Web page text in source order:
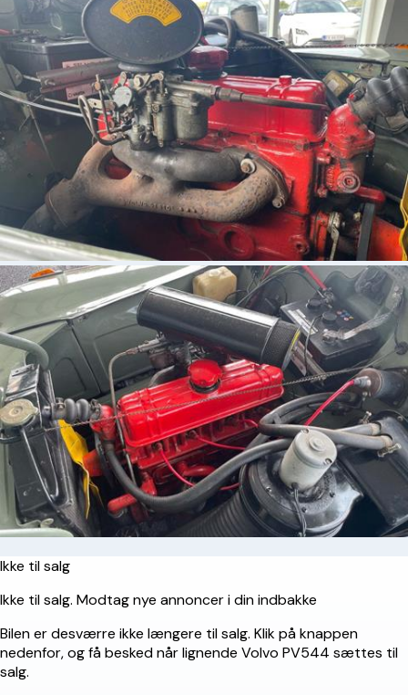
Ikke til salg
Ikke til salg. Modtag nye annoncer i din indbakke
Bilen er desværre ikke længere til salg. Klik på knappen
nedenfor, og få besked når lignende Volvo PV544 sættes til
salg.